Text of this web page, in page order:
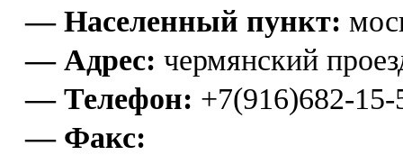
— Населенный пункт:
— Адрес: чермянский
— Телефон: +7(916)682-15-
— Факс: